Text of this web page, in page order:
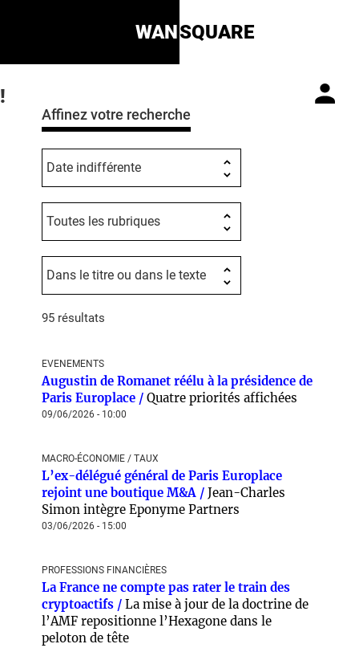
WANSQUARE
!
Affinez votre recherche
95 résultats
EVENEMENTS
Augustin de Romanet réélu à la présidence de
Paris Europlace / Quatre priorités affichées
09/06/2026 - 10:00
MACRO-ÉCONOMIE / TAUX
L’ex-délégué général de Paris Europlace
rejoint une boutique M&A / Jean-Charles
Simon intègre Eponyme Partners
03/06/2026 - 15:00
PROFESSIONS FINANCIÈRES
La France ne compte pas rater le train des
cryptoactifs / La mise à jour de la doctrine de
l’AMF repositionne l’Hexagone dans le
peloton de tête